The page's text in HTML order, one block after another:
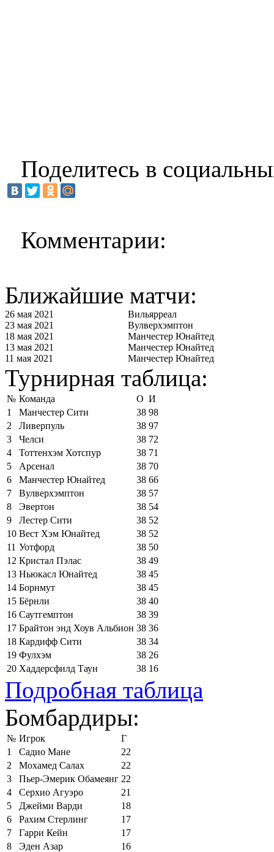
Поделитесь в
Комментарии:
Ближайшие матчи:
26 мая 2021
Вильярреал
23 мая 2021
Вулверхэмптон
18 мая 2021
Манчестер Юнайтед
13 мая 2021
Манчестер Юнайтед
11 мая 2021
Манчестер Юнайтед
Турнирная таблица:
№ Команда О И
1
Манчестер Сити 38 98
2
Ливерпуль 38 97
3
Челси 38 72
4
Тоттенхэм Хотспур 38 71
5
Арсенал 38 70
6
Манчестер Юнайтед 38 66
7
Вулверхэмптон 38 57
8
Эвертон 38 54
9
Лестер Сити 38 52
10 Вест Хэм Юнайтед 38 52
11 Уотфорд 38 50
12 Кристал Пэлас 38 49
13 Ньюкасл Юнайтед 38 45
14 Борнмут 38 45
15 Бёрнли 38 40
16 Саутгемптон 38 39
17 Брайтон энд Хоув Альбион 38 36
18 Кардифф Сити 38 34
19 Фулхэм 38 26
20 Хаддерсфилд Таун 38 16
Подробная таблица
Бомбардиры:
№ Игрок
Г
1
Садио Мане
22
2
Мохамед Салах
22
3
Пьер-Эмерик Обамеянг 22
4
Серхио Агуэро
21
5
Джейми Варди
18
6
Рахим Стерлинг
17
7
Гарри Кейн
17
8
Эден Азар
16